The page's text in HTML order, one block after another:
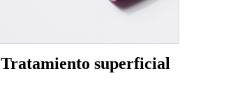
Tratamiento superficial